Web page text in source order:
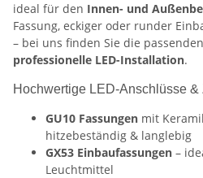
ideal für den Innen- und
Fassung, eckiger oder runder
– bei uns finden Sie die
professionelle LED-Installation.
Hochwertige LED-Anschlüsse &
GU10 Fassungen mit
hitzebeständig & langlebig
GX53 Einbaufassungen –
Leuchtmittel